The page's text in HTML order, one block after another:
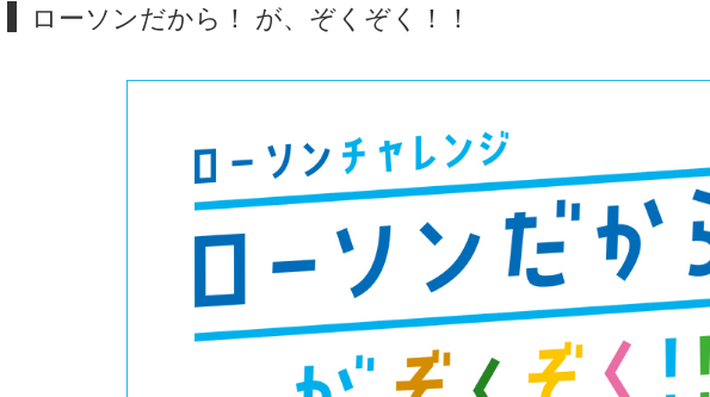
ローソンだから！ が、ぞくぞく！！